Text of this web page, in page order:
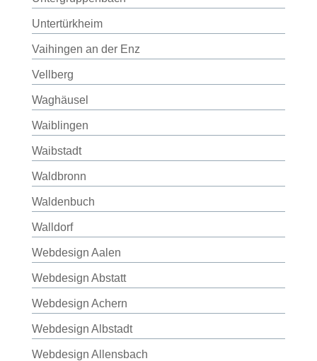
Untertürkheim
Vaihingen an der Enz
Vellberg
Waghäusel
Waiblingen
Waibstadt
Waldbronn
Waldenbuch
Walldorf
Webdesign Aalen
Webdesign Abstatt
Webdesign Achern
Webdesign Albstadt
Webdesign Allensbach